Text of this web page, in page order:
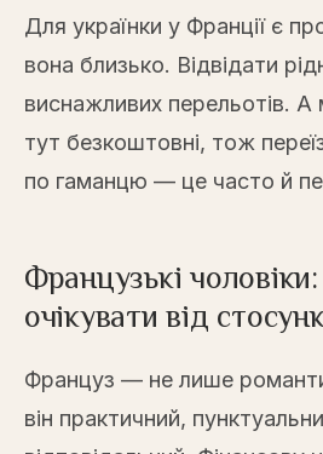
Для українки у Франції є
вона близько. Відвідати
виснажливих перельотів. А
тут безкоштовні, тож
по гаманцю — це часто й
Французькі
очікувати від
Француз — не лише
він практичний,